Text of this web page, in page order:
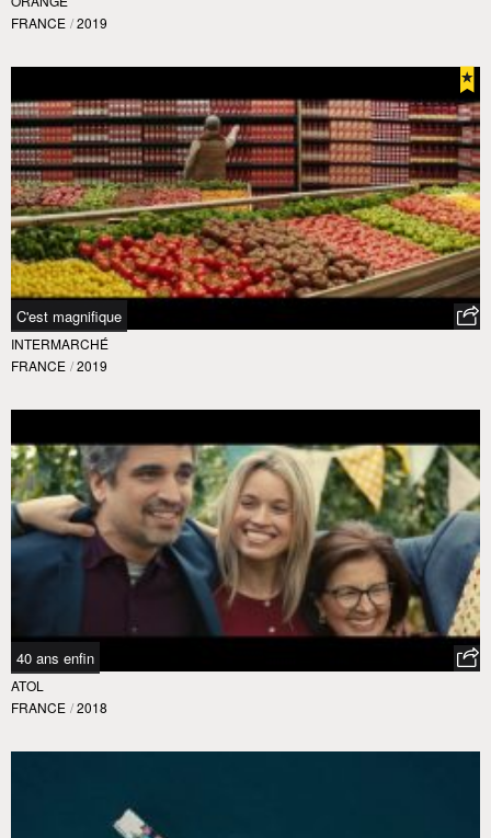
FRANCE / 2019
C'est magnifique
INTERMARCHÉ
FRANCE / 2019
40 ans enfin
ATOL
FRANCE / 2018